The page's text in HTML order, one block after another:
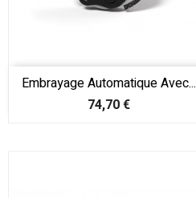
Embrayage Automatique Avec...
Prix
74,70 €